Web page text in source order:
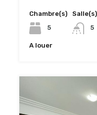
Chambre(s)
5
5
A louer